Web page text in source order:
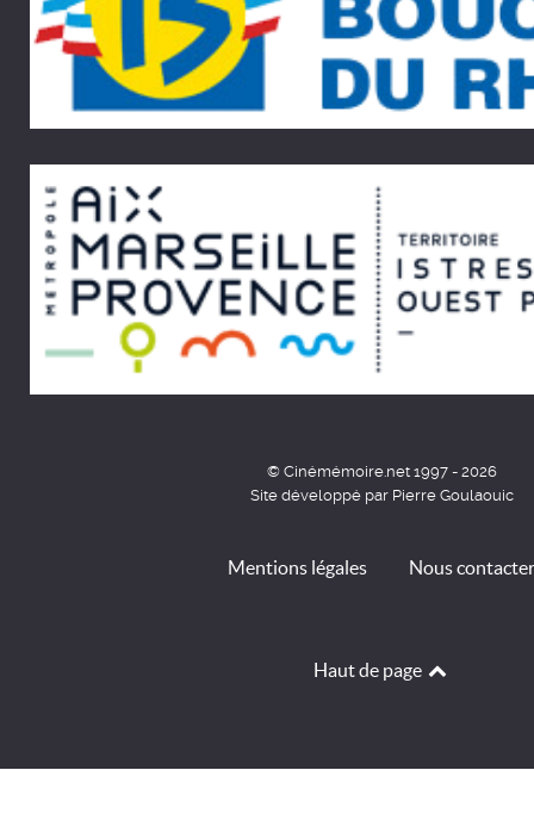
© Cinémémoire.net 1997 - 2026
Site développé par Pierre Goulaouic
Mentions légales Nous contacter
Haut de page